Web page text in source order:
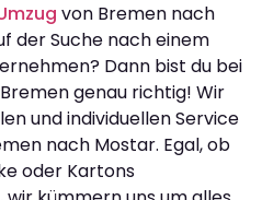
von Bremen nach
der Suche nach einem
Dann bist du bei
genau richtig! Wir
und individuellen Service
nach Mostar. Egal, ob
oder Kartons